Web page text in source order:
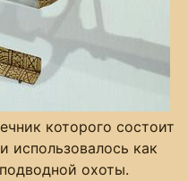
которого состоит
использовалось как
охоты.